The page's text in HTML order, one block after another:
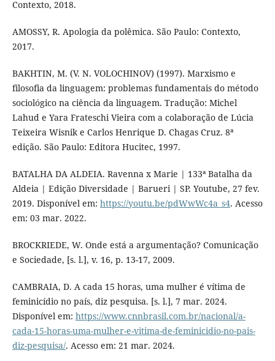
Contexto, 2018.
AMOSSY, R. Apologia da polêmica. São Paulo: Contexto,
2017.
BAKHTIN, M. (V. N. VOLOCHINOV) (1997). Marxismo e
filosofia da linguagem: problemas fundamentais do método
sociológico na ciência da linguagem. Tradução: Michel
Lahud e Yara Frateschi Vieira com a colaboração de Lúcia
Teixeira Wisnik e Carlos Henrique D. Chagas Cruz. 8ª
edição. São Paulo: Editora Hucitec, 1997.
BATALHA DA ALDEIA. Ravenna x Marie | 133ª Batalha da
Aldeia | Edição Diversidade | Barueri | SP. Youtube, 27 fev.
2019. Disponível em: https://youtu.be/pdWwWc4a_s4. Acesso
em: 03 mar. 2022.
BROCKRIEDE, W. Onde está a argumentação? Comunicação
e Sociedade, [s. l.], v. 16, p. 13-17, 2009.
CAMBRAIA, D. A cada 15 horas, uma mulher é vítima de
feminicídio no país, diz pesquisa. [s. l.], 7 mar. 2024.
Disponível em: https://www.cnnbrasil.com.br/nacional/a-
cada-15-horas-uma-mulher-e-vitima-de-feminicidio-no-pais-
diz-pesquisa/. Acesso em: 21 mar. 2024.